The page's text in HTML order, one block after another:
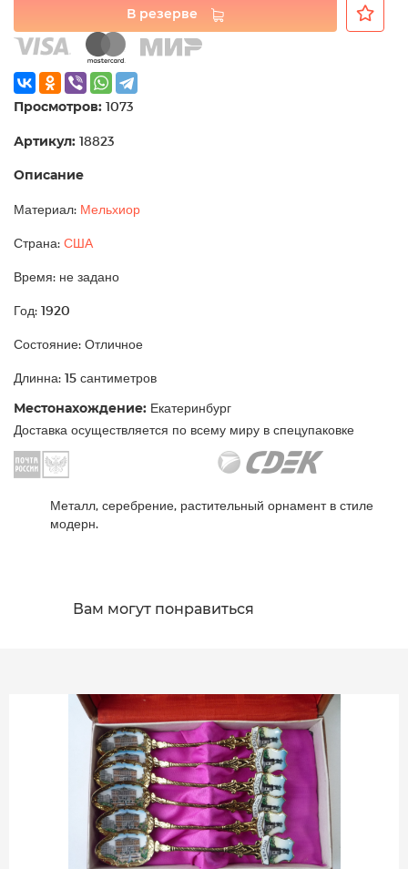
В резерве
Просмотров: 1073
Артикул: 18823
Описание
Материал: Мельхиор
Страна: США
Время: не задано
Год: 1920
Состояние: Отличное
Длинна: 15 сантиметров
Местонахождение: Екатеринбург
Доставка осуществляется по всему миру в спецупаковке
Металл, серебрение, растительный орнамент в стиле
модерн.
Вам могут понравиться